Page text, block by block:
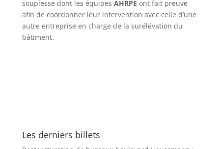
souplesse dont les équipes AHRPE ont fait preuve
afin de coordonner leur intervention avec celle d’une
autre entreprise en charge de la surélévation du
bâtiment.
Les derniers billets